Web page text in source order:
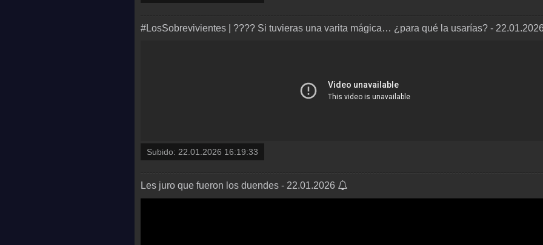
#LosSobrevivientes | ???? Si tuvieras una varita mágica… ¿para qué la usarías? -
Subido: 22.01.2026 16:19:33
Les juro que fueron los duendes - 22.01.2026